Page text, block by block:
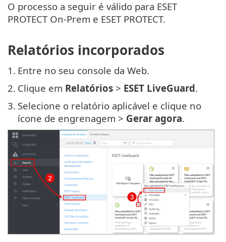
O processo a seguir é válido para ESET
PROTECT On-Prem e ESET PROTECT.
Relatórios incorporados
1. Entre no seu console da Web.
2. Clique em Relatórios > ESET LiveGuard.
3. Selecione o relatório aplicável e clique no
ícone de engrenagem > Gerar agora.